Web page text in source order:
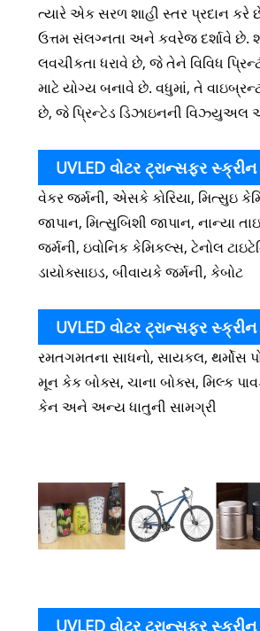
ત્યારે એક સરળ શાહી સ્તર પ્રદાન કરે
ઉત્તમ સંલગ્નતા અને કવરેજ દર્શાવે છે.
લવચીકતા ધરાવે છે, જે તેને વિવિધ
માટે યોગ્ય બનાવે છે. વધુમાં, તે
છે, જે પ્રિન્ટેડ ડિઝાઇનની વિઝ્યુઅલ
UVLED વોટર ટ્રાન્સફર
શાહીનો ઉચ્ચ ગુણવત્તાનો પુરવઠો
વેકર જર્મની, એસકે કોરિયા, મિત્સુઇ
જાપાન, મિત્સુબિશી જાપાન, નાન્યા
જર્મની, ઇવોનિક કેમિકલ્સ, ટેનોલ
ડાયોક્સાઇડ, બીવાયકે જર્મની, કેબોટ
UVLED વોટર ટ્રાન્સફર સ્ક્રીન
મેટાલિક ઇન્કની એપ્લિકેશન
રમતગમતના સાધનો, સાયકલ, થર્મોસ
મૂન કેક બોક્સ, ચાના બોક્સ, મિલ્ક
કેન અને અન્ય ધાતુની સામગ્રી
UVLED વોટર ટ્રાન્સફર